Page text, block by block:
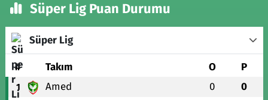
Süper Lig Puan Durumu
Süper Lig
# Takım O P
1 Amed 0 0